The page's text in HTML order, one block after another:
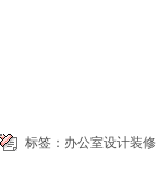
标签： 办公室设计装修